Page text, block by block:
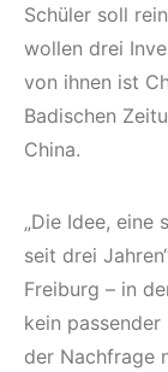
Schüler soll
wollen drei
von ihnen ist
Badischen
China.
„Die Idee, eine
seit drei
Freiburg – in
kein
der Nachfrage